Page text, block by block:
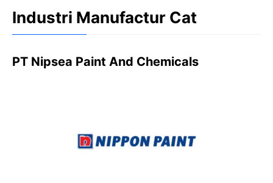
Industri Manufactur Cat
PT Nipsea Paint And Chemicals